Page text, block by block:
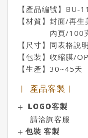
【產品編號】BU-11
【材質】封面/再生
內頁/100克
【尺寸】同表格說明
【包裝】收縮膜/
【生產】30~45天
︱ 產品客製︱
LOGO客製
請洽詢客服
包裝 客製